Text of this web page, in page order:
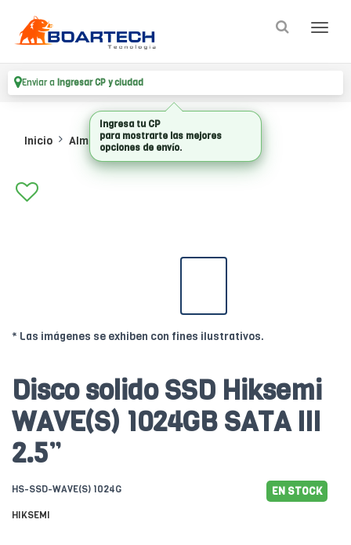
Enviar a Ingresar CP y ciudad
Inicio Almacenamiento Ssd Internos
* Las imágenes se exhiben con fines ilustrativos.
Disco solido SSD Hiksemi
WAVE(S) 1024GB SATA III
2.5”
HS-SSD-WAVE(S) 1024G EN STOCK
HIKSEMI
Ingresa tu CP
para mostrarte las mejores
opciones de envío.